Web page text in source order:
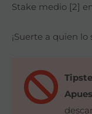
Stake medio [2]
¡Suerte a quien lo